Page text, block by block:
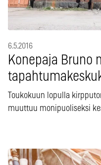
6.5.2016
Konepaja Bruno
Toukokuun lopulla
muuttuu monipuoliseksi